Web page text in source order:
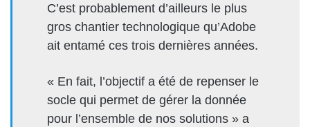
C’est prob­a­ble­ment d’ailleurs le plus
gros chantier tech­nologique qu’Adobe
ait entamé ces trois dernières années.
« En fait, l’objectif a été de repenser le
socle qui per­met de gér­er la don­née
pour l’ensemble de nos solu­tions » a